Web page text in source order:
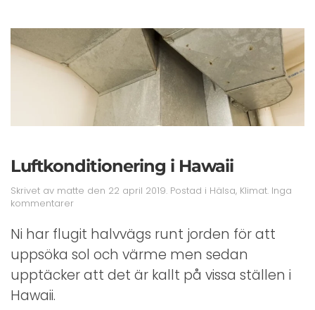
Luftkonditionering i Hawaii
Skrivet av matte den 22 april 2019. Postad i Hälsa, Klimat. Inga
kommentarertill
i
Hawaii
Ni har flugit halvvägs runt jorden för att
uppsöka sol och värme men sedan
upptäcker att det är kallt på vissa ställen i
Hawaii.